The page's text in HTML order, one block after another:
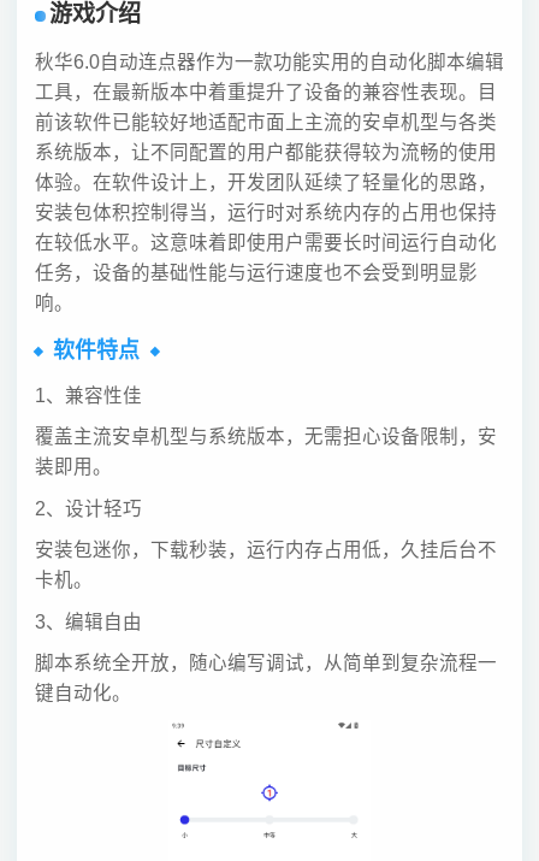
游戏介绍
秋华6.0自动连点器作为一款功能实用的自动化脚本编辑
工具，在最新版本中着重提升了设备的兼容性表现。目
前该软件已能较好地适配市面上主流的安卓机型与各类
系统版本，让不同配置的用户都能获得较为流畅的使用
体验。在软件设计上，开发团队延续了轻量化的思路，
安装包体积控制得当，运行时对系统内存的占用也保持
在较低水平。这意味着即使用户需要长时间运行自动化
任务，设备的基础性能与运行速度也不会受到明显影
响。
软件特点
1、兼容性佳
覆盖主流安卓机型与系统版本，无需担心设备限制，安
装即用。
2、设计轻巧
安装包迷你，下载秒装，运行内存占用低，久挂后台不
卡机。
3、编辑自由
脚本系统全开放，随心编写调试，从简单到复杂流程一
键自动化。